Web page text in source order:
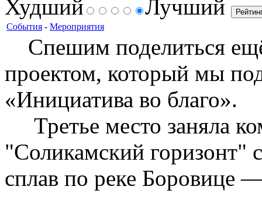
Худший Лучший
События - Мероприятия
Спешим поделиться
проектом, который мы
«Инициатива во благо».
Третье место заняла
"Соликамский горизонт"
сплав по реке Боровице